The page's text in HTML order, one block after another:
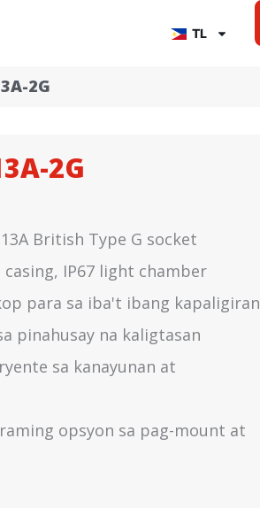
TL
2G
2G
British Type G socket
casing, IP67 light chamber
para sa iba't ibang kapaligiran
pinahusay na kaligtasan
sa kanayunan at
opsyon sa pag-mount at